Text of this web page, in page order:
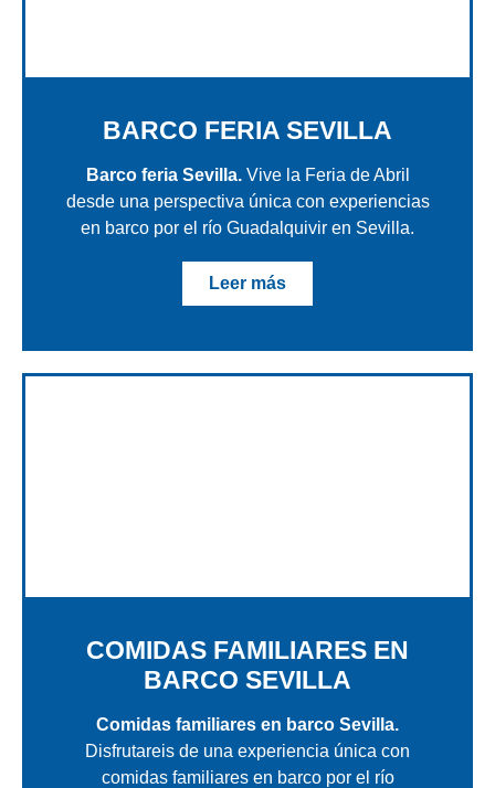
BARCO FERIA SEVILLA
Barco feria Sevilla.Vive la Feria de Abril
desde una perspectiva única con experiencias
en barco por el río Guadalquivir en Sevilla.
Leer más
COMIDAS FAMILIARES EN
BARCO SEVILLA
Comidas familiares en barco Sevilla.
Disfrutareis de una experiencia única con
comidas familiares en barco por el río